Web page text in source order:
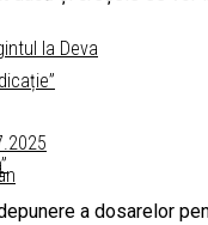
la Deva
a dosarelor